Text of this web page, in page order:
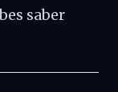
saber